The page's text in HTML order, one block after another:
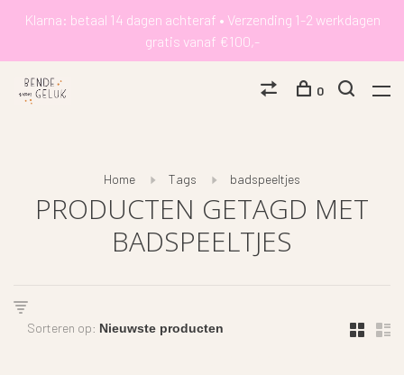
Klarna: betaal 14 dagen achteraf • Verzending 1-2 werkdagen
gratis vanaf €100,-
0
Home Tags badspeeltjes
PRODUCTEN GETAGD MET
BADSPEELTJES
Sorteren op: